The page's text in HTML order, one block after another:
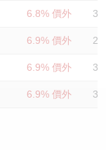
6.8% 價外
6.9% 價外
6.9% 價外
6.9% 價外